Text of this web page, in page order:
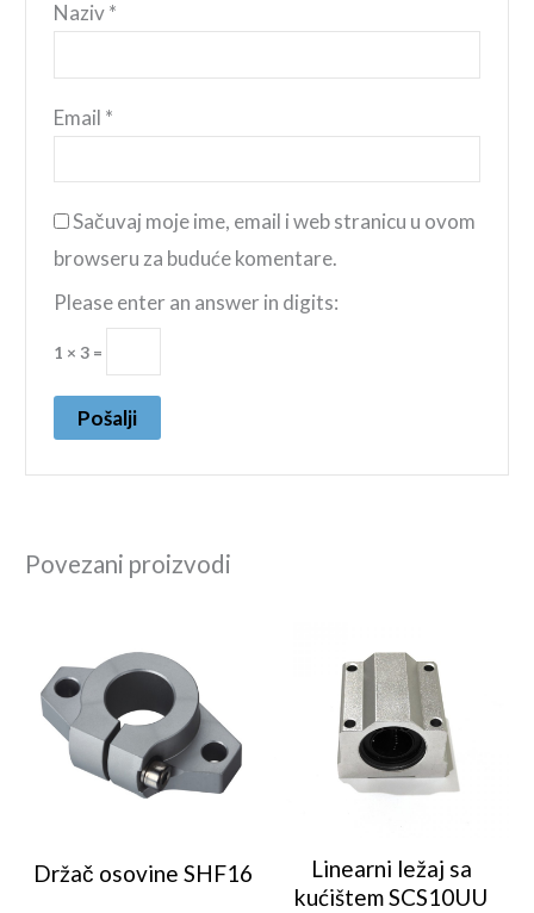
Naziv*
Email *
Sačuvaj moje ime, email i web stranicu u ovom
browseru za buduće komentare.
Please enter an answer in digits:
1 × 3 =
Povezani proizvodi
Držač osovine SHF16
Linearni ležaj sa
kućištem SCS10UU